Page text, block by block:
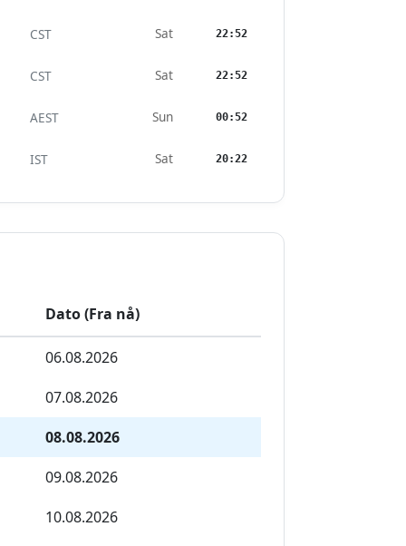
CST Sat 22:52
CST Sat 22:52
AEST Sun 00:52
IST Sat 20:22
Dato (Fra nå)
06.08.2026
07.08.2026
08.08.2026
09.08.2026
10.08.2026